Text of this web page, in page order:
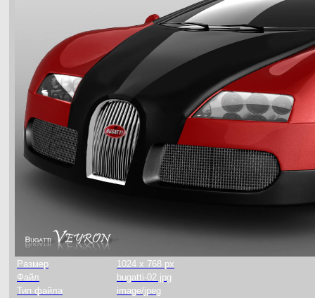
Размер
1024 x 768 px
Файл
bugatti-02.jpg
Тип файла
image/jpeg